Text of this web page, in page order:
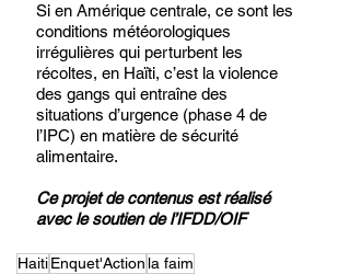
Si en Amérique centrale, ce sont les
conditions météorologiques
irrégulières qui perturbent les
récoltes, en Haïti, c’est la violence
des gangs qui entraîne des
situations d’urgence (phase 4 de
l’IPC) en matière de sécurité
alimentaire.
Ce projet de contenus est réalisé
avec le soutien de l’IFDD/OIF
HaitiEnquet'Action la faim